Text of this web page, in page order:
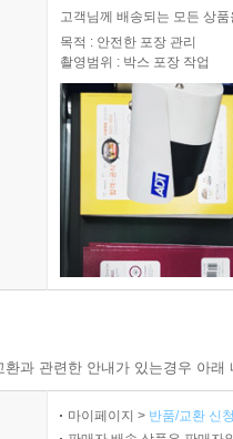
고객님께 배송되는 모든 상
목적 : 안전한 포장 관리
촬영범위 : 박스 포장 작업
과 관련한 안내가 있는경우 아
마이페이지 > 반품/교환 신